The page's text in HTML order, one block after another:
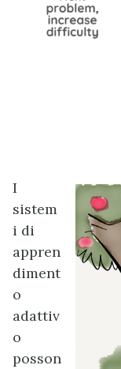
I
sistem
i di
appren
diment
o
adattiv
o
posson